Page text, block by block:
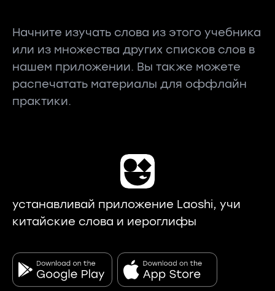
Начните изучать слова из этого учебника
или из множества других списков слов в
нашем приложении. Вы также можете
распечатать материалы для оффлайн
практики.
устанавливай приложение Laoshi, учи
китайские слова и иероглифы